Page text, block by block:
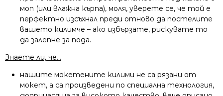
моп (или влажна кърпа), моля, уверете се, че той е
перфектно изсъхнал преди отново да постелите
вашето килимче – ако избързате, рискувате то
да залепне за пода.
Знаете ли, че…
нашите мокетените килими не са рязани от
мокет, а са произведени по специална технология,